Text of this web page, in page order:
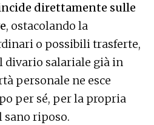
direttamente sulle
, ostacolando la
o possibili trasferte,
divario salariale già in
personale ne esce
per sé, per la propria
riposo.